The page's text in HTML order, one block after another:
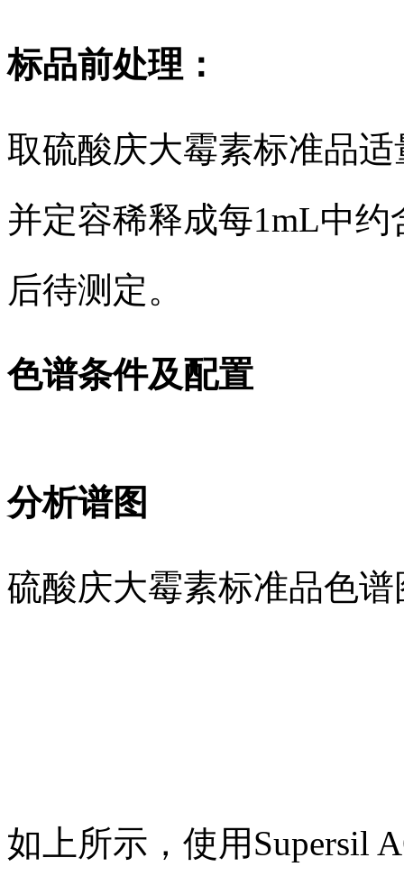
标品前处理：
取硫酸庆大霉素标准品
并定容稀释成每1mL中约
后待测定。
色谱条件及配置
分析谱图
硫酸庆大霉素标准品色
如上所示，使用Supersil